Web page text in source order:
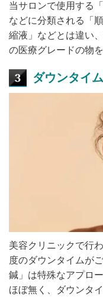
当サロンで使用する
などに分類される「
縮液」などとは違い
の医療グレードの物
ダウンタイ
美容クリニックで行
度のダウンタイムが
鍼」は特殊なアプロ
ほぼ無く、ダウンタ